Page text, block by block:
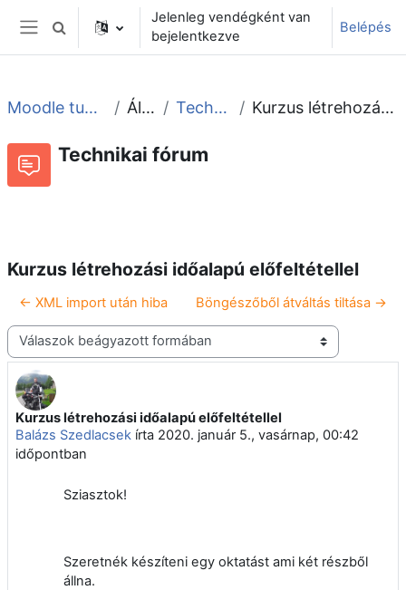
Tovább a fő tartalomhoz
Oldalpanel
Keresési bemeneti adatok váltása
Jelenleg vendégként van
bejelentkezve
Belépés
Moodle tudástár és fórum Általános Technikai fórum Kurzus létrehozási időalapú előfeltétellel
Technikai fórum
Kurzus létrehozási időalapú előfeltétellel
← XML import után hiba Böngészőből átváltás tiltása →
Megjelenítési mód
Kurzus létrehozási időalapú előfeltétellel
Balázs Szedlacsek írta 2020. január 5., vasárnap, 00:42
időpontban
Válaszok szám: 2
Sziasztok!
Szeretnék készíteni egy oktatást ami két részből
állna.